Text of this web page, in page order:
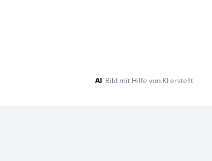
AI Bild mit Hilfe von KI erstellt